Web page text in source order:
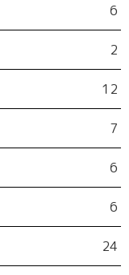
6
2
12
7
6
6
24